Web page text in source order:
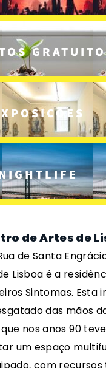
de Artes de
de Santa
Lisboa é a
Sintomas. Esta
das mãos
nos anos 90
um espaço